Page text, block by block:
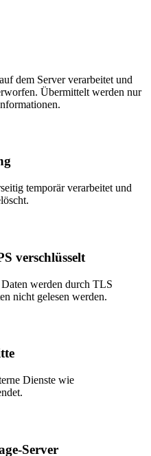
dem Server verarbeitet und
Übermittelt werden nur
temporär verarbeitet und
verschlüsselt
werden durch TLS
nicht gelesen werden.
Dienste wie
Server